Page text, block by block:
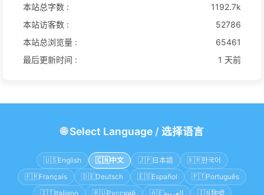
本站总字数 :
1192.7k
本站访客数 :
52786
本站总浏览量 :
65461
最后更新时间 :
1 天前
🌐Select Language/ 选择语言
🇺🇸English 🇨🇳 中文 🇯🇵日本語 🇰🇷한국어
🇫🇷Français 🇩🇪Deutsch 🇪🇸Español 🇵🇹Português
🇮🇹Italiano 🇷🇺Русский 🇦🇪العربية 🇮🇳हिन्दी